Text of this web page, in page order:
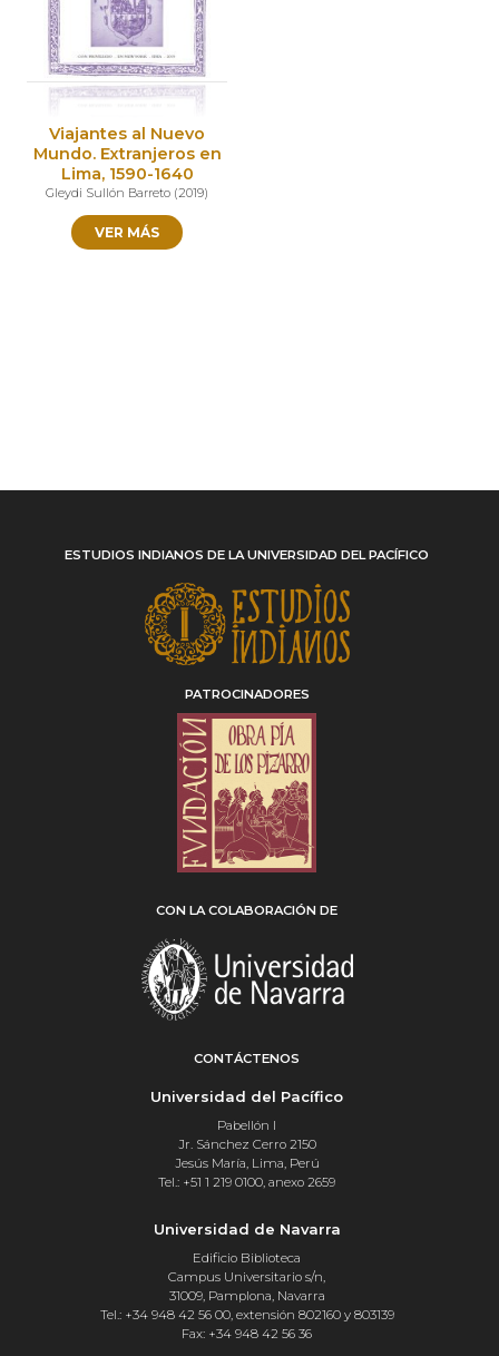
Viajantes al Nuevo
Mundo. Extranjeros en
Lima, 1590-1640
Gleydi Sullón Barreto (2019)
VER MÁS
ESTUDIOS INDIANOS DE LA UNIVERSIDAD DEL PACÍFICO
PATROCINADORES
CON LA COLABORACIÓN DE
CONTÁCTENOS
Universidad del Pacífico
Pabellón I
Jr. Sánchez Cerro 2150
Jesús María, Lima, Perú
Tel.: +51 1 219 0100, anexo 2659
Universidad de Navarra
Edificio Biblioteca
Campus Universitario s/n,
31009, Pamplona, Navarra
Tel.: +34 948 42 56 00, extensión 802160 y 803139
Fax: +34 948 42 56 36